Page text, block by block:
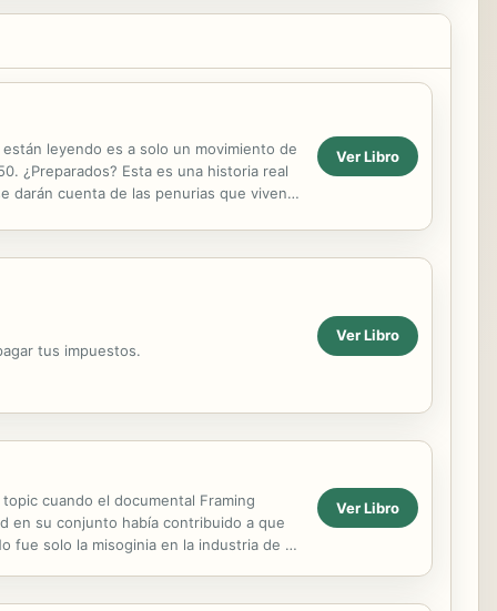
leyendo es a solo un movimiento de
¿Preparados? Esta es una historia real
cuenta de las penurias que viven
Ver Libro
tus impuestos.
Ver Libro
cuando el documental Framing
en su conjunto había contribuido a que
fue solo la misoginia en la industria de la
Ver Libro